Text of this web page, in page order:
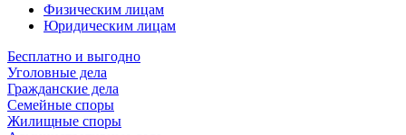
Физическим лицам
Юридическим лицам
Бесплатно и выгодно
Уголовные дела
Гражданские дела
Семейные споры
Жилищные споры